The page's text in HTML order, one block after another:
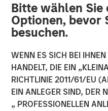
Bitte wählen Sie
Optionen, bevor
besuchen.
WENN ES SICH BEI
HANDELT, DIE EIN
RICHTLINIE 2011/61/EU
EIN ANLEGER SIND, DER
„ PROFESSIONELLEN
THE BEAT™ INSIGHTS
The BEAT
featuring Rui
01 OKTOBER 2025